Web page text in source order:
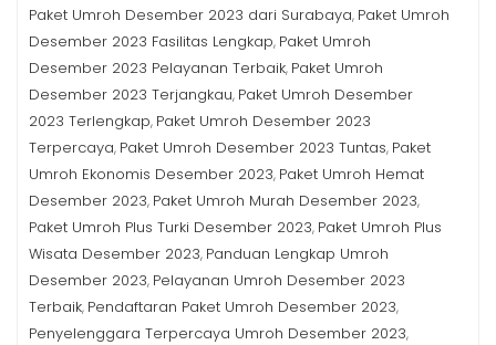
Paket Umroh Desember 2023 dari Surabaya, Paket Umroh
Desember 2023 Fasilitas Lengkap, Paket Umroh
Desember 2023 Pelayanan Terbaik, Paket Umroh
Desember 2023 Terjangkau, Paket Umroh Desember
2023 Terlengkap, Paket Umroh Desember 2023
Terpercaya, Paket Umroh Desember 2023 Tuntas, Paket
Umroh Ekonomis Desember 2023, Paket Umroh Hemat
Desember 2023, Paket Umroh Murah Desember 2023,
Paket Umroh Plus Turki Desember 2023, Paket Umroh Plus
Wisata Desember 2023, Panduan Lengkap Umroh
Desember 2023, Pelayanan Umroh Desember 2023
Terbaik, Pendaftaran Paket Umroh Desember 2023,
Penyelenggara Terpercaya Umroh Desember 2023,